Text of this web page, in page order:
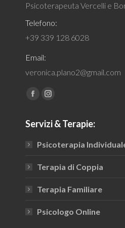
Psicoterapeuta Vercelli e
Telefono:
+39 339 128 6028
Email:
veronica.plano2@gmail.com
Find us on:
Facebook
opens
window
Instagram
opens
window
Servizi & Terapie:
Psicoterapia
Terapia di Coppia
Terapia Familiare
Psicologo Online